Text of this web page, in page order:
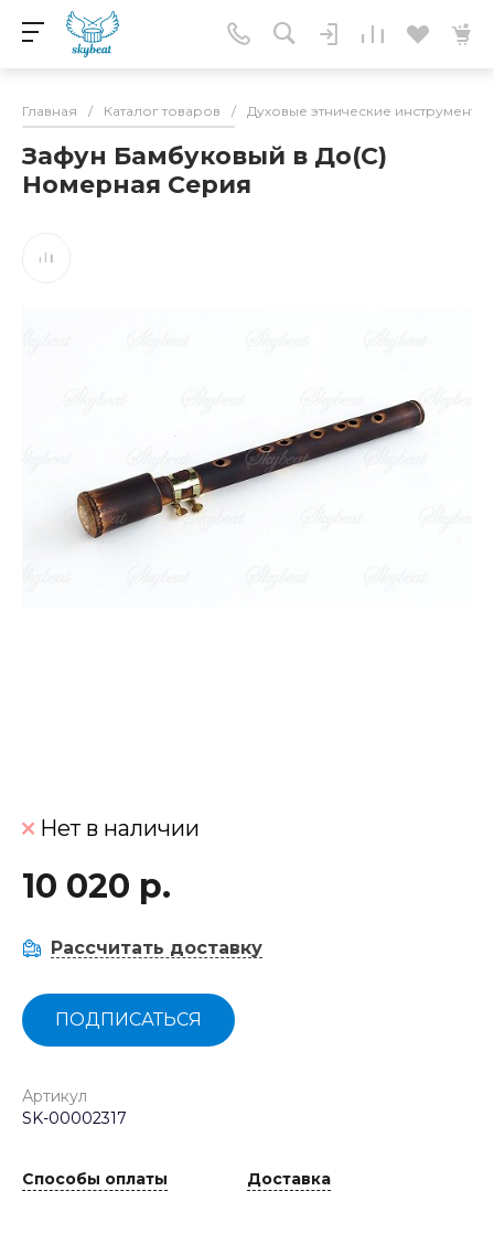
Главная / Каталог товаров / Духовые этнические инструменты
Зафун Бамбуковый в До(С)
Номерная Серия
Нет в наличии
10 020 р.
Рассчитать доставку
ПОДПИСАТЬСЯ
Артикул
SK-00002317
Способы оплаты Доставка